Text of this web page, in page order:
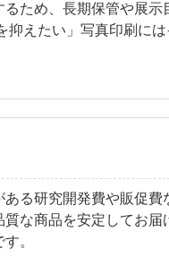
ため、長期保管や展示
えたい」写真印刷に
る研究開発費や販促
な商品を安定してお届
。